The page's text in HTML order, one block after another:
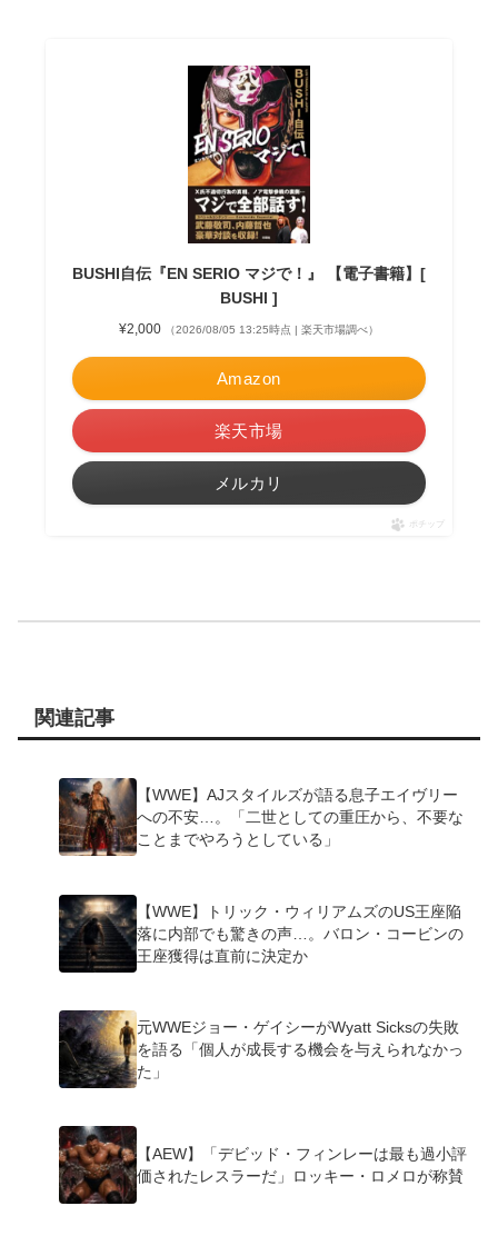
BUSHI自伝『EN SERIO マジで！』 【電子書籍】[
BUSHI ]
¥2,000 （2026/08/05 13:25時点 | 楽天市場調べ）
Amazon
楽天市場
メルカリ
ポチップ
関連記事
【WWE】AJスタイルズが語る息子エイヴリー
への不安…。「二世としての重圧から、不要な
ことまでやろうとしている」
【WWE】トリック・ウィリアムズのUS王座陥
落に内部でも驚きの声…。バロン・コービンの
王座獲得は直前に決定か
元WWEジョー・ゲイシーがWyatt Sicksの失敗
を語る「個人が成長する機会を与えられなかっ
た」
【AEW】「デビッド・フィンレーは最も過小評
価されたレスラーだ」ロッキー・ロメロが称賛